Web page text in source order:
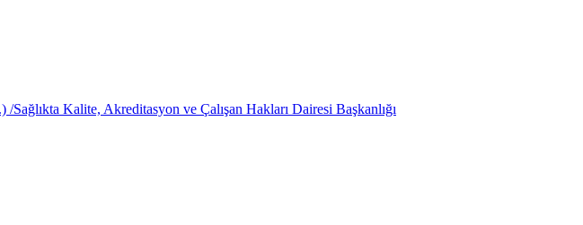
Kalite, Akreditasyon ve Çalışan Hakları Dairesi Başkanlığı